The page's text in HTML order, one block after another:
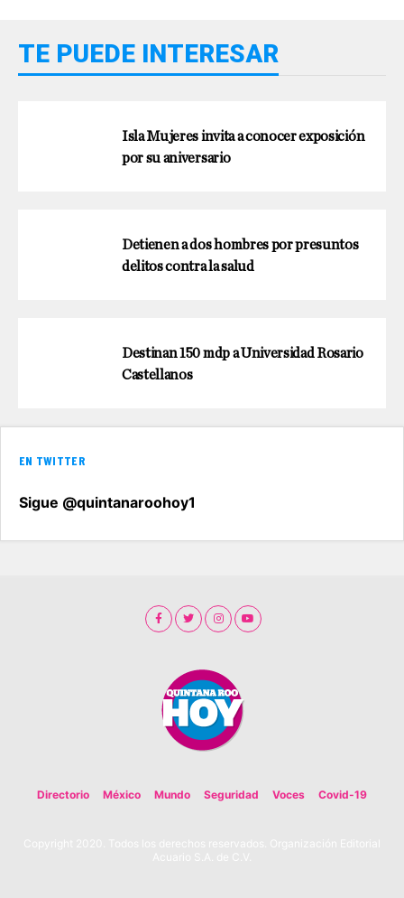
TE PUEDE INTERESAR
Isla Mujeres invita a conocer exposición
por su aniversario
Detienen a dos hombres por presuntos
delitos contra la salud
Destinan 150 mdp a Universidad Rosario
Castellanos
EN TWITTER
Sigue @quintanaroohoy1
Directorio México Mundo Seguridad Voces Covid-19